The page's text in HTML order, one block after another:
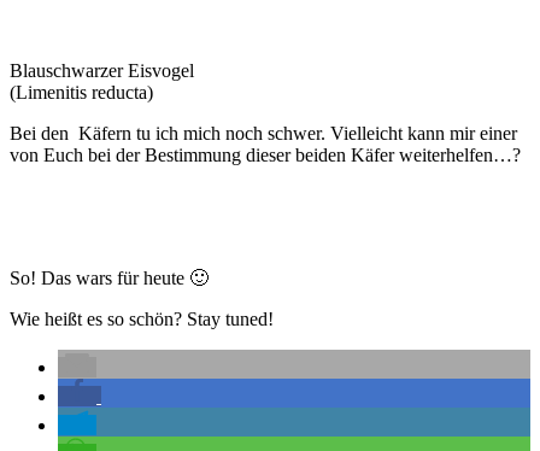
Blauschwarzer Eisvogel
(Limenitis reducta)
Bei den Käfern tu ich mich noch schwer. Vielleicht kann mir einer
von Euch bei der Bestimmung dieser beiden Käfer weiterhelfen…?
So! Das wars für heute 🙂
Wie heißt es so schön? Stay tuned!